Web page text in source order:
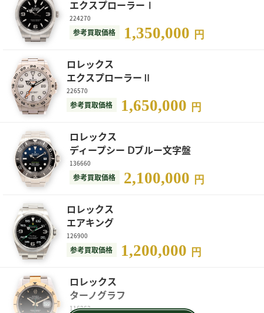
エクスプローラーⅠ
224270
参考買取価格 1,350,000 円
ロレックス
エクスプローラーⅡ
226570
参考買取価格 1,650,000 円
ロレックス
ディープシー Ⅾブルー文字盤
136660
参考買取価格 2,100,000 円
ロレックス
エアキング
126900
参考買取価格 1,200,000 円
ロレックス
ターノグラフ
116263